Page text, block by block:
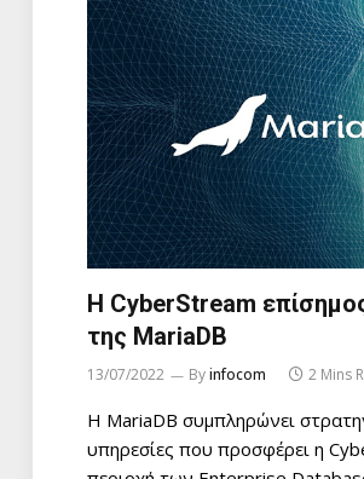
H CyberStream
της MariaDB
13/07/2022 Byinfocom 2 Mins
Η MariaDB συμπληρώνει
υπηρεσίες που προσφέρει η